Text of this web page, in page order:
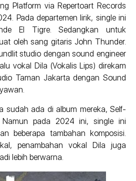
Platform via Repertoart Records
Pada departemen lirik, single ini
El Tigre. Sedangkan untuk
oleh sang gitaris John Thunder.
studio dengan sound engineer
vokal Dila (Vokalis Lips) direkam
Taman Jakarta dengan Sound
sudah ada di album mereka, Self-
pada 2024 ini, single ini
beberapa tambahan komposisi.
penambahan vokal Dila juga
lebih berwarna.